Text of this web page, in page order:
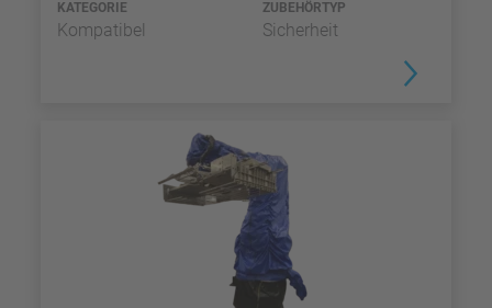
KATEGORIE
Kompatibel
ZUBEHÖRTYP
Sicherheit